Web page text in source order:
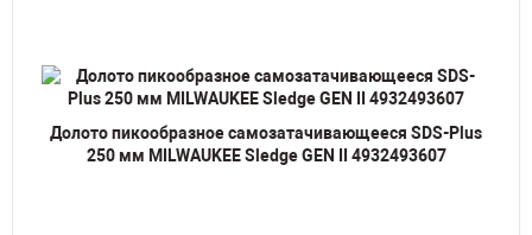
Долото пикообразное самозатачивающееся SDS-Plus
250 мм MILWAUKEE Sledge GEN II 4932493607